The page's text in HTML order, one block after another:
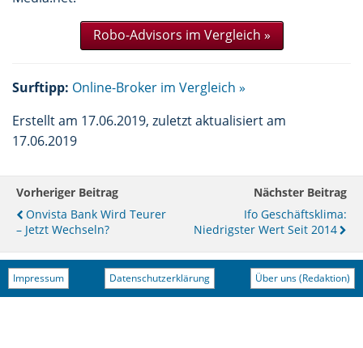
Robo-Advisors im Vergleich »
Surftipp: Online-Broker im Vergleich »
Erstellt am 17.06.2019, zuletzt aktualisiert am
17.06.2019
Vorheriger Beitrag
Onvista Bank Wird Teurer
– Jetzt Wechseln?
Nächster Beitrag
Ifo Geschäftsklima:
Niedrigster Wert Seit 2014
Impressum Datenschutzerklärung Über uns (Redaktion)